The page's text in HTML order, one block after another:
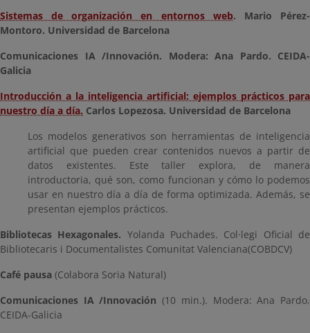
Sistemas de organización en entornos web. Mario Pérez-
Montoro. Universidad de Barcelona
Comunicaciones IA /Innovación. Modera: Ana Pardo. CEIDA-
Galicia
Introducción a la inteligencia artificial: ejemplos prácticos para
nuestro día a día. Carlos Lopezosa. Universidad de Barcelona
Los modelos generativos son herramientas de inteligencia
artificial que pueden crear contenidos nuevos a partir de
datos existentes. Este taller explora, de manera
introductoria, qué son, como funcionan y cómo lo podemos
usar en nuestro día a día de forma optimizada. Además, se
presentan ejemplos prácticos.
Bibliotecas Hexagonales. Yolanda Puchades. Col·legi Oficial de
Bibliotecaris i Documentalistes Comunitat Valenciana(COBDCV)
Café pausa (Colabora Soria Natural)
Comunicaciones IA /Innovación(10 min.). Modera: Ana Pardo.
CEIDA-Galicia